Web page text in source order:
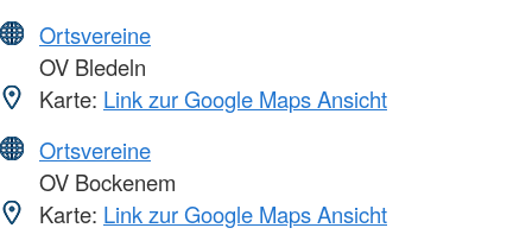
Ortsvereine
OV Bledeln
Karte: Link zur Google Maps Ansicht
Ortsvereine
OV Bockenem
Karte: Link zur Google Maps Ansicht